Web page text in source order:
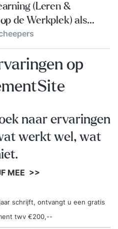
(Leren &
de Werkplek) als
Economie.
op
naar ervaringen
werkt wel, wat
MEE >>
schrijft, ontvangt u een gratis
twv €200,--